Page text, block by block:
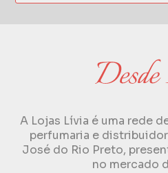
A Lojas Lívia é uma rede
perfumaria e
José do Rio Preto,
no mercado